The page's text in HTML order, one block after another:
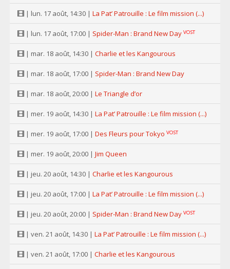
| lun. 17 août, 14:30 | La Pat’ Patrouille : Le film mission (...)
| lun. 17 août, 17:00 | Spider-Man : Brand New Day VOST
| mar. 18 août, 14:30 | Charlie et les Kangourous
| mar. 18 août, 17:00 | Spider-Man : Brand New Day
| mar. 18 août, 20:00 | Le Triangle d’or
| mer. 19 août, 14:30 | La Pat’ Patrouille : Le film mission (...)
| mer. 19 août, 17:00 | Des Fleurs pour Tokyo VOST
| mer. 19 août, 20:00 | Jim Queen
| jeu. 20 août, 14:30 | Charlie et les Kangourous
| jeu. 20 août, 17:00 | La Pat’ Patrouille : Le film mission (...)
| jeu. 20 août, 20:00 | Spider-Man : Brand New Day VOST
| ven. 21 août, 14:30 | La Pat’ Patrouille : Le film mission (...)
| ven. 21 août, 17:00 | Charlie et les Kangourous